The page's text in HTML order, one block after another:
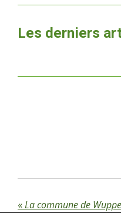
Les derniers
«La commune de